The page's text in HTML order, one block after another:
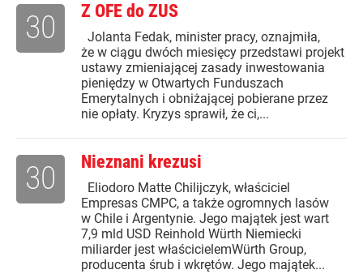
Z OFE do ZUS
Jolanta Fedak, minister pracy, oznajmiła,
że w ciągu dwóch miesięcy przedstawi projekt
ustawy zmieniającej zasady inwestowania
pieniędzy w Otwartych Funduszach
Emerytalnych i obniżającej pobierane przez
nie opłaty. Kryzys sprawił, że ci,...
30
Nieznani krezusi
Eliodoro Matte Chilijczyk, właściciel
Empresas CMPC, a także ogromnych lasów
w Chile i Argentynie. Jego majątek jest wart
7,9 mld USD Reinhold Würth Niemiecki
miliarder jest właścicielemWürth Group,
producenta śrub i wkrętów. Jego majątek...
30